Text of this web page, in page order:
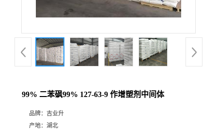
99% 二苯砜99% 127-63-9 作增塑剂中间体
品牌： 吉业升
产地： 湖北